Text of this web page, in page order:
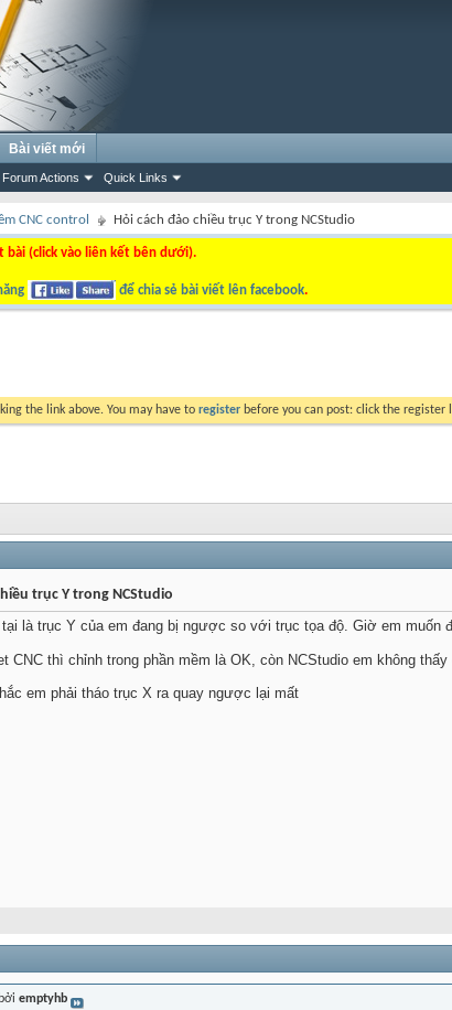
Forum Actions Quick Links
Bài viết mới
CNC control Hỏi cách đảo chiều trục Y trong NCStudio
bài (click vào liên kết bên dưới).
để chia sẻ bài viết lên facebook.
the link above. You may have to register before you can post: click the
trục Y trong NCStudio
là trục Y của em đang bị ngược so với trục tọa độ. Giờ em muốn
CNC thì chỉnh trong phần mềm là OK, còn NCStudio em không
em phải tháo trục X ra quay ngược lại mất
emptyhb